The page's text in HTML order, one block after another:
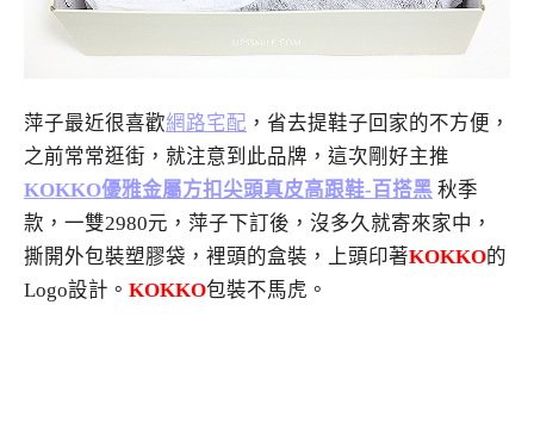
萍子最近很喜歡網路宅配 ，省去提鞋子回家的不方便，
之前常常逛街，就注意到此品牌，這次剛好主推
KOKKO優雅金屬方扣尖頭真皮高跟鞋-百搭黑 秋季
款，一雙2980元，萍子下訂後，沒多久就寄來家中，
撕開外包裝塑膠袋，裡頭的盒裝，上頭印著KOKKO的
Logo設計。 KOKKO包裝不馬虎。